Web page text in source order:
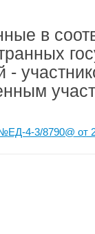
в
-
4-3/8790@ от